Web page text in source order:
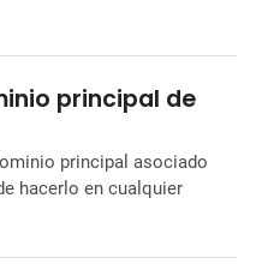
principal de
principal asociado
hacerlo en cualquier